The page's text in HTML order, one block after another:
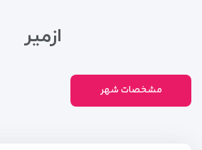
ازمیر
مشخصات شهر